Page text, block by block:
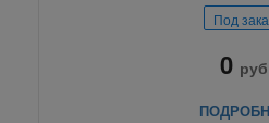
Под
0 руб